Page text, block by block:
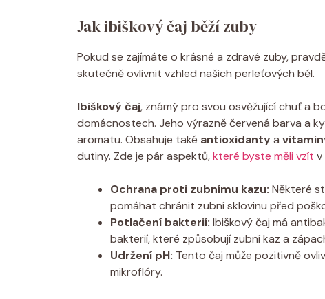
Jak ibiškový čaj běží zuby
Pokud se zajímáte o krásné a zdravé zuby,
skutečně ovlivnit vzhled našich perleťových běl.
Ibiškový čaj, známý pro svou osvěžující chuť a
domácnostech. Jeho výrazně červená barva a
aromatu. Obsahuje také antioxidantya
dutiny. Zde je pár aspektů,které byste měli vzít v
Ochrana proti zubnímu kazu: Některé
pomáhat chránit zubní sklovinu před
Potlačení bakterií: Ibiškový čaj má
bakterií, které způsobují zubní kaz a
Udržení pH: Tento čaj může pozitivně
mikroflóry.